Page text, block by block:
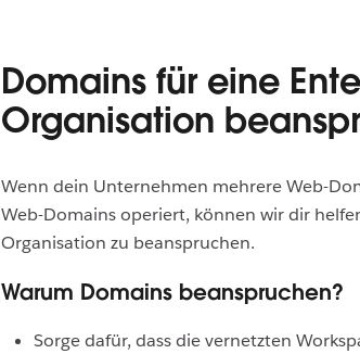
Domains für eine
Organisation
Wenn dein Unternehmen mehrere Web-
Web-Domains operiert, können wir dir
Organisation zu beanspruchen.
Warum Domains beanspruchen?
Sorge dafür, dass die vernetzten